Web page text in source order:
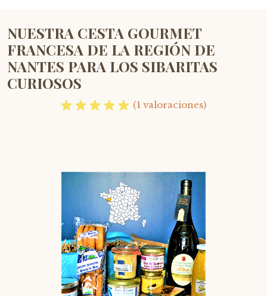
NUESTRA CESTA GOURMET
FRANCESA DE LA REGIÓN DE
NANTES PARA LOS SIBARITAS
CURIOSOS
(1 valoraciones)